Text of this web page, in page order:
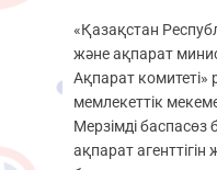
«Қазақстан
және ақпарат
Ақпарат комитеті»
мемлекеттік
Мерзімді
ақпарат агенттігін